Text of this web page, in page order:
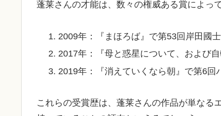
蓬莱さんの才能は、数々の権威ある賞によっ
2009年：『まほろば』で第53回岸田國
2017年：『母と惑星について、および
2019年：『消えていくなら朝』で第6回
これらの受賞歴は、蓬莱さんの作品が単なる